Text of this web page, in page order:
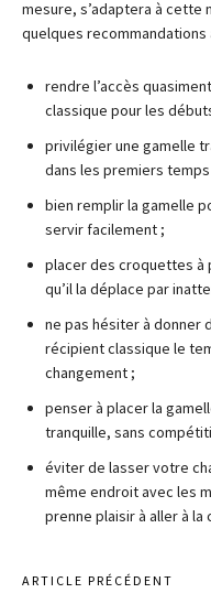
mesure, s’adaptera à cette
quelques recommandations
rendre l’accès
classique pour les
privilégier une gamelle
dans les premiers
bien remplir la gamelle
servir facilement ;
placer des croquettes à
qu’il la déplace par
ne pas hésiter à donner
récipient classique le
changement ;
penser à placer la
tranquille, sans
éviter de lasser votre
même endroit avec les
prenne plaisir à aller à
ARTICLE PRÉCÉDENT